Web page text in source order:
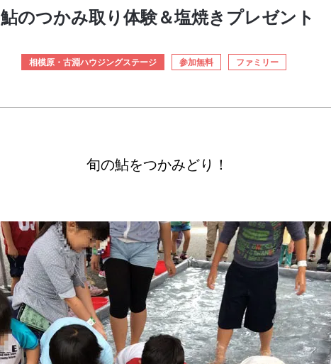
鮎のつかみ取り体験＆塩焼きプレゼント
相模原・古淵ハウジングステージ 参加無料 ファミリー
旬の鮎をつかみどり！